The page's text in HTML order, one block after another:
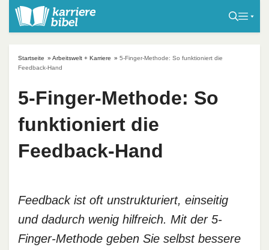
Startseite » Arbeitswelt + Karriere » 5-Finger-Methode: So funktioniert die
Feedback-Hand
5-Finger-Methode: So
funktioniert die
Feedback-Hand
Feedback ist oft unstrukturiert, einseitig
und dadurch wenig hilfreich. Mit der 5-
Finger-Methode geben Sie selbst bessere